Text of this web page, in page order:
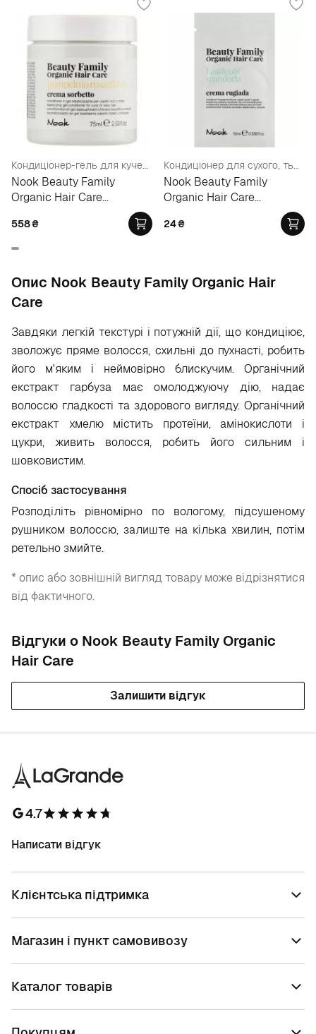
Кондиціонер-гель для кучерявого та кучерявого волосся
Nook Beauty Family
Organic Hair Care
Conditioner
558₴
Кондиціонер для сухого, тьмяного волосся (пробник)
Nook Beauty Family
Organic Hair Care
24₴
Опис Nook Beauty Family Organic Hair
Care
Завдяки легкій текстурі і потужній дії, що кондиціює,
зволожує пряме волосся, схильні до пухнасті, робить
його м'яким і неймовірно блискучим. Органічний
екстракт гарбуза має омолоджуючу дію, надає
волоссю гладкості та здорового вигляду. Органічний
екстракт хмелю містить протеїни, амінокислоти і
цукри, живить волосся, робить його сильним і
шовковистим.
Спосіб застосування
Розподіліть рівномірно по вологому, підсушеному
рушником волоссю, залиште на кілька хвилин, потім
ретельно змийте.
* опис або зовнішній вигляд товару може відрізнятися
від фактичного.
Відгуки о Nook Beauty Family Organic
Hair Care
Залишити відгук
4.7
Написати відгук
Клієнтська підтримка
Магазин і пункт самовивозу
Каталог товарів